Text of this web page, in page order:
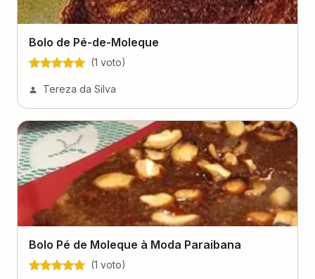
Bolo de Pé-de-Moleque
(1 voto)
Tereza da Silva
Bolo Pé de Moleque à Moda Paraibana
(1 voto)